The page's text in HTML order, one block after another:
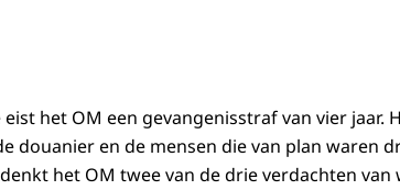
het OM een gevangenisstraf van vier jaar.
douanier en de mensen die van plan waren
het OM twee van de drie verdachten